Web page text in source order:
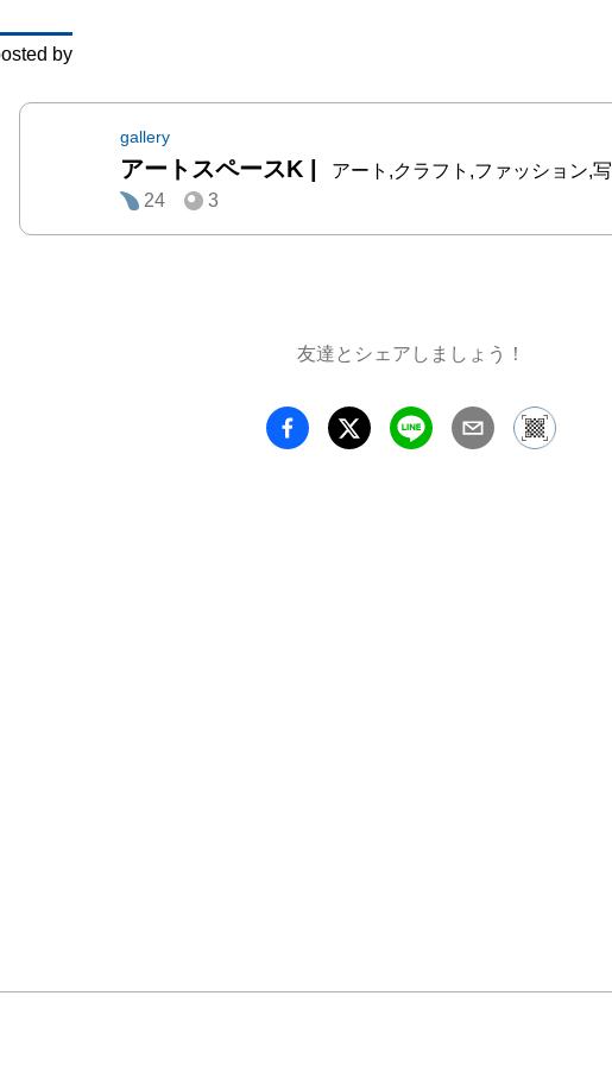
by
gallery
アートスペースK |
アート,クラフト,ファッション,写真,その他
24
3
友達とシェアしましょう！